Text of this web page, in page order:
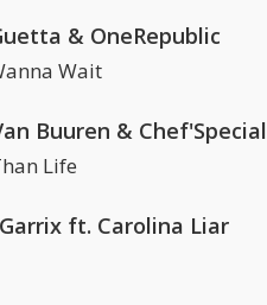
& OneRepublic
Wait
Buuren & Chef'Special
Life
ft. Carolina Liar